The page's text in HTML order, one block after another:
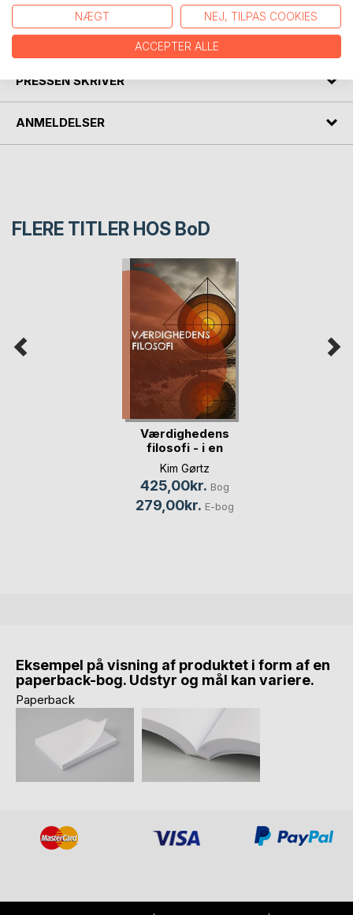
FORFATTER
PRESSEN SKRIVER
ANMELDELSER
FLERE TITLER HOS BoD
Værdighedens
filosofi - i en
traum(...)
Kim Gørtz
425,00kr. Bog
279,00kr. E-bog
Eksempel på visning af produktet i form af en
paperback-bog. Udstyr og mål kan variere.
Paperback
NÆGT NEJ, TILPAS COOKIES
ACCEPTER ALLE